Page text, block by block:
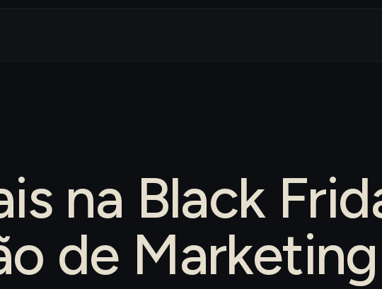
na Black
de Marketing